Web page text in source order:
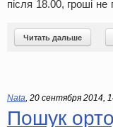
після 18.00, гроші не
Читать дальше
Nata, 20 сентября 2014,
Пошук